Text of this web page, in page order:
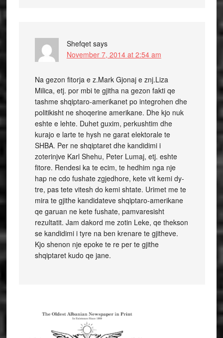
Shefqet says
November 7, 2014 at 2:54 am
Na gezon fitorja e z.Mark Gjonaj e znj.Liza
Milica, etj. por mbi te gjitha na gezon fakti qe
tashme shqiptaro-amerikanet po integrohen dhe
politikisht ne shoqerine amerikane. Dhe kjo nuk
eshte e lehte. Duhet guxim, perkushtim dhe
kurajo e larte te hysh ne garat elektorale te
SHBA. Per ne shqiptaret dhe kandidimi i
zoterinjve Karl Shehu, Peter Lumaj, etj. eshte
fitore. Rendesi ka te ecim, te hedhim nga nje
hap ne cdo fushate zgjedhore, kete vit kemi dy-
tre, pas tete vitesh do kemi shtate. Urimet me te
mira te gjithe kandidateve shqiptaro-amerikane
qe garuan ne kete fushate, pamvaresisht
rezultatit. Jam dakord me zotin Leke, qe thekson
se kandidimi i tyre na ben krenare te gjitheve.
Kjo shenon nje epoke te re per te gjithe
shqiptaret kudo qe jane.